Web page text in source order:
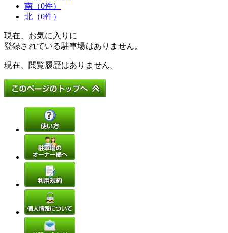
南（0件）
北（0件）
現在、お気に入りに
登録されている駐車場はありません。
現在、閲覧履歴はありません。